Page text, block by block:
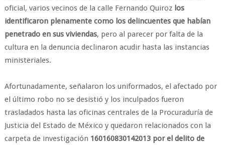
oficial, varios vecinos de la calle Fernando Quiroz los
identificaron plenamente como los delincuentes que habían
penetrado en sus viviendas, pero al parecer por falta de la
cultura en la denuncia declinaron acudir hasta las instancias
ministeriales.
Afortunadamente, señalaron los uniformados, el afectado por
el último robo no se desistió y los inculpados fueron
trasladados hasta las oficinas centrales de la Procuraduría de
Justicia del Estado de México y quedaron relacionados con la
carpeta de investigación 160160830142013 por el delito de